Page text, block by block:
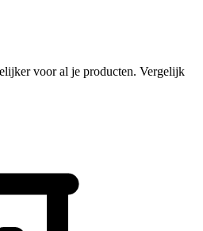
voor al je producten. Vergelijk